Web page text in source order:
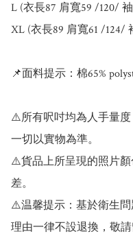
L (衣長87 肩寬59 /120/
XL (衣長89 肩寬61 /124/
📌面料提示：棉65%
⚠️所有呎吋均為人手量度
一切以實物為準。
⚠️貨品上所呈現的照片
差。
⚠️温馨提示：基於衛生
理由一律不設退換，敬